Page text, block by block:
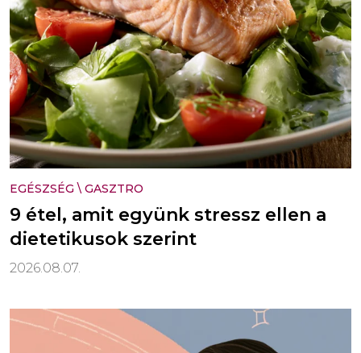
EGÉSZSÉG \ GASZTRO
9 étel, amit együnk stressz ellen a
dietetikusok szerint
2026.08.07.